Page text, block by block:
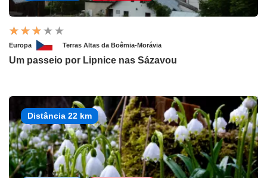
Europa Terras Altas da Boêmia-Morávia
Um passeio por Lipnice nas Sázavou
Distância 22 km